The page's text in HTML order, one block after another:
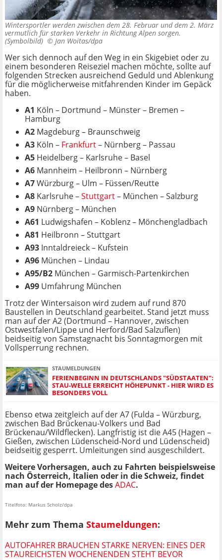
Wintersportler werden zwischen dem 28. Februar und dem 2. März
vermutlich für starken Verkehr in Richtung Alpen sorgen.
(Symbolbild) © Jan Woitas/dpa
Wer sich dennoch auf den Weg in ein Skigebiet oder zu
einem besonderen Reiseziel machen möchte, sollte auf
folgenden Strecken ausreichend Geduld und Ablenkung
für die möglicherweise mitfahrenden Kinder im Gepäck
haben.
A1 Köln – Dortmund – Münster – Bremen –
Hamburg
A2 Magdeburg – Braunschweig
A3 Köln – Frankfurt– Nürnberg – Passau
A5 Heidelberg – Karlsruhe – Basel
A6 Mannheim – Heilbronn – Nürnberg
A7Würzburg – Ulm – Füssen/Reutte
A8 Karlsruhe –Stuttgart– München – Salzburg
A9 Nürnberg – München
A61 Ludwigshafen – Koblenz – Mönchengladbach
A81 Heilbronn – Stuttgart
A93 Inntaldreieck – Kufstein
A96 München – Lindau
A95/B2 München – Garmisch-Partenkirchen
A99 Umfahrung München
Trotz der Wintersaison wird zudem auf rund 870
Baustellen in Deutschland gearbeitet. Stand jetzt muss
man auf der A2 (Dortmund – Hannover, zwischen
Ostwestfalen/Lippe und Herford/Bad Salzuflen)
beidseitig von Samstagnacht bis Sonntagmorgen mit
Vollsperrung rechnen.
STAUMELDUNGEN
FERIENBEGINN IN DEUTSCHLANDS "SÜDSTAATEN":
STAU-WELLE ERREICHT HÖHEPUNKT - HIER WIRD ES
BESONDERS VOLL
Ebenso etwa zeitgleich auf der A7 (Fulda – Würzburg,
zwischen Bad Brückenau-Volkers und Bad
Brückenau/Wildflecken). Langfristig ist die A45 (Hagen –
Gießen, zwischen Lüdenscheid-Nord und Lüdenscheid)
beidseitig gesperrt. Umleitungen sind ausgeschildert.
Weitere Vorhersagen, auch zu Fahrten beispielsweise
nach Österreich, Italien oder in die Schweiz, findet
man auf der Homepage desADAC.
Titelfoto: Markus Scholz/dpa
Mehr zum Thema Staumeldungen:
AUTOFAHRER BRAUCHEN STARKE NERVEN: EINES DER
STAUREICHSTEN WOCHENENDEN STEHT BEVOR